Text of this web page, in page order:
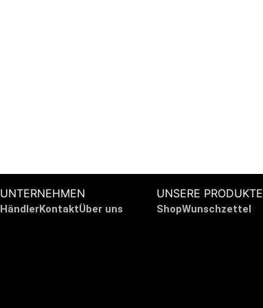
UNTERNEHMEN
HändlerKontaktÜber uns
UNSERE PRODUKTE
ShopWunschzettel